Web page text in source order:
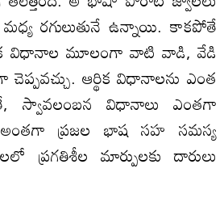
రగులుతునే ఉన్నాయి. కాకపోతే
విధానాల మూలంగా వాటి వాడి, వేడి
చెప్పవచ్చు. ఆర్థిక విధానాలను ఎంత
స్వావలంబన విధానాలు ఎంతగా
ప్రజల భాష సహ సమస్య
ప్రగతిశీల మార్పులకు దారులు